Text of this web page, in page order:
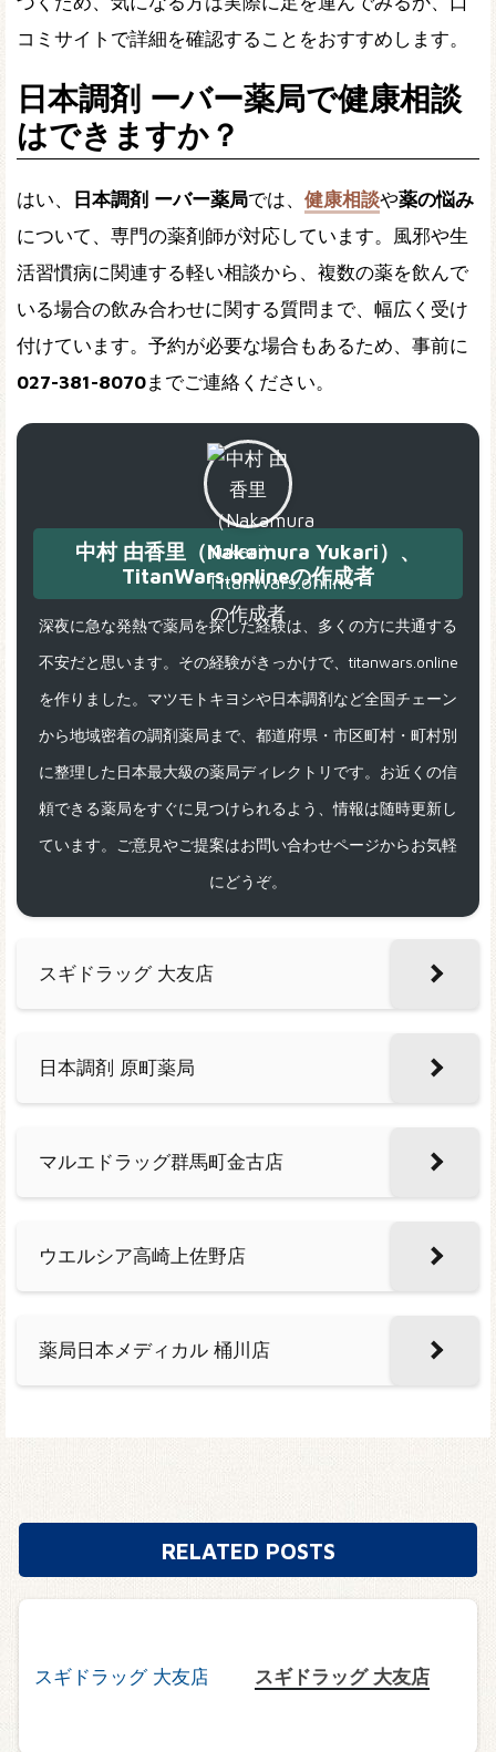
コミサイトで詳細を確認することをおすすめします。
日本調剤 ーバー薬局で健康相談
はできますか？
はい、 日本調剤 ーバー薬局では、 健康相談や薬の悩み
について、専門の薬剤師が対応しています。風邪や生
活習慣病に関連する軽い相談から、複数の薬を飲んで
いる場合の飲み合わせに関する質問まで、幅広く受け
付けています。予約が必要な場合もあるため、事前に
027-381-8070までご連絡ください。
中村 由香里（Nakamura Yukari）、
TitanWars.onlineの作成者
深夜に急な発熱で薬局を探した経験は、多くの方に共通する
不安だと思います。その経験がきっかけで、titanwars.online
を作りました。マツモトキヨシや日本調剤など全国チェーン
から地域密着の調剤薬局まで、都道府県・市区町村・町村別
に整理した日本最大級の薬局ディレクトリです。お近くの信
頼できる薬局をすぐに見つけられるよう、情報は随時更新し
ています。ご意見やご提案はお問い合わせページからお気軽
にどうぞ。
スギドラッグ 大友店
日本調剤 原町薬局
マルエドラッグ群馬町金古店
ウエルシア高崎上佐野店
薬局日本メディカル 桶川店
RELATED POSTS
スギドラッグ 大友店